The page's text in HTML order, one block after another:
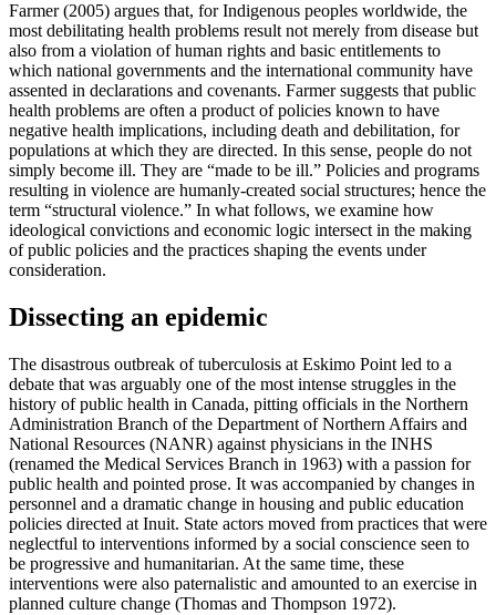
Farmer (2005) argues that, for Indigenous peoples worldwide, the
most debilitating health problems result not merely from disease but
also from a violation of human rights and basic entitlements to
which national governments and the international community have
assented in declarations and covenants. Farmer suggests that public
health problems are often a product of policies known to have
negative health implications, including death and debilitation, for
populations at which they are directed. In this sense, people do not
simply become ill. They are “made to be ill.” Policies and programs
resulting in violence are humanly-created social structures; hence the
term “structural violence.” In what follows, we examine how
ideological convictions and economic logic intersect in the making
of public policies and the practices shaping the events under
consideration.
Dissecting an epidemic
The disastrous outbreak of tuberculosis at Eskimo Point led to a
debate that was arguably one of the most intense struggles in the
history of public health in Canada, pitting officials in the Northern
Administration Branch of the Department of Northern Affairs and
National Resources (NANR) against physicians in the INHS
(renamed the Medical Services Branch in 1963) with a passion for
public health and pointed prose. It was accompanied by changes in
personnel and a dramatic change in housing and public education
policies directed at Inuit. State actors moved from practices that were
neglectful to interventions informed by a social conscience seen to
be progressive and humanitarian. At the same time, these
interventions were also paternalistic and amounted to an exercise in
planned culture change (Thomas and Thompson 1972).